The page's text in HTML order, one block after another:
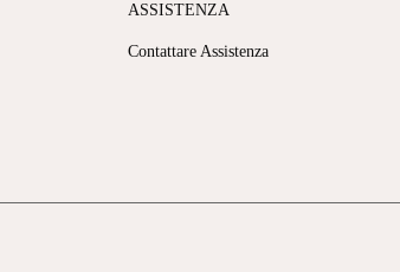
ASSISTENZA
Contattare Assistenza